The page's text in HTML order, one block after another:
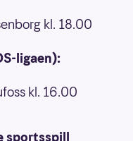
kl. 18.00
ligaen):
kl. 16.00
sportsspill